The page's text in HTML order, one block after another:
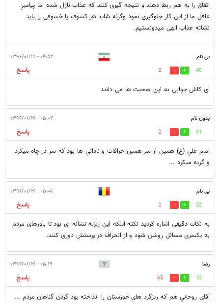
اتفاق را به هم ربط دهند و نتیجه گیری کنند که عذاب نازل شده اما پیامبرِ
عاقلِ ما از این کار جلوگیری نمود وگرنه شاید هر کسوف یا خسوفی را باید
نشانه عذاب الهی میدونستیم.
بی نام ۰۴:۵۲ - ۱۳۹۶/۰۱/۲۱
40
2
پاسخ
ای کاش جوابی به این صحبت ها می دانند
بدون نام ۰۵:۰۴ - ۱۳۹۶/۰۱/۲۱
51
2
پاسخ
امام علي (ع) همين از سر همين خرافات و ناداني ها بود كه سر در چاه ميكرد
و گريه ميكرد ...
بی نام ۰۵:۰۷ - ۱۳۹۶/۰۱/۲۱
32
2
پاسخ
به نکات دقیقی اشاره کردید نکته اینکه این زلزله نشانه ای بود تا باورهای مردم
به یکسری مسائل روشن شود و از انحراف در پرستش دوری کنند.
رضا ۰۵:۱۹ - ۱۳۹۶/۰۱/۲۱
13
65
پاسخ
آقاي روحاني هم كه ريزگرد هاي خوزستان را انداخته بود گردن گناهان مردم ...